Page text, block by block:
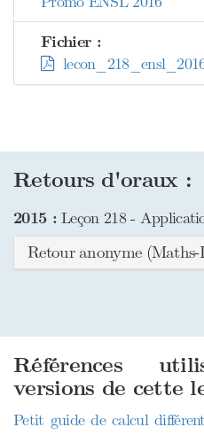
Fichier :
Retours d'oraux :
2015 :Leçon 218 -
Retour anonyme
Références
versions de cette
Petit guide de calcul